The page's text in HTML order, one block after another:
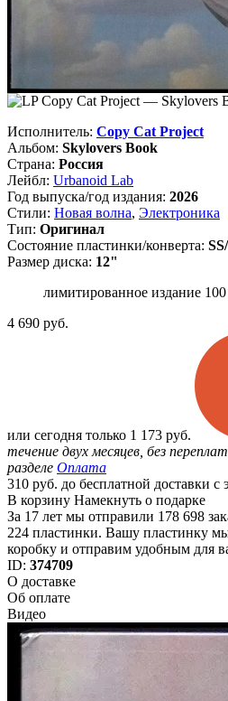
Исполнитель: Copy Cat Project
Альбом: Skylovers Book
Страна: Россия
Лейбл: Urbanoid Lab
Год выпуска/год издания: 2026
Стили: Новая волна, Электроника
Тип: Оригинал
Состояние пластинки/конверта:
Размер диска: 12"
лимитированное издание
4 690 руб.
или сегодня только 1 173 руб.
течение двух месяцев, без
разделе Оплата
310 руб. до бесплатной доставки с
В корзину Намекнуть о подарке
За 17 лет мы отправили 178 698
224 пластинки. Вашу пластинку
коробку и отправим удобным для
ID: 374709
О доставке
Об оплате
Видео